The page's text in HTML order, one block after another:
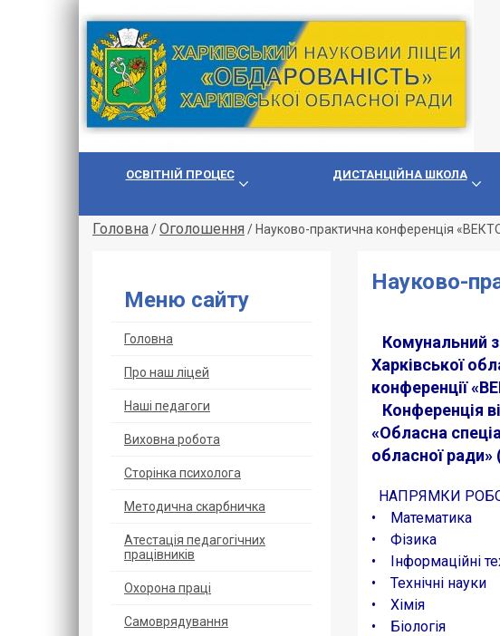
ОСВІТНІЙ ПРОЦЕС ДИСТАНЦІЙНА ШКОЛА
Головна/Оголошення / Науково-практична конференція
Меню сайту
Головна
Про наш ліцей
Наші педагоги
Виховна робота
Сторінка психолога
Методична скарбничка
Атестація педагогічних
працівників
Охорoна прaці
Самоврядування
Науково-
Комунальний
Харківської
конференції
Конференція
«Обласна
обласної
НАПРЯМКИ
• Математика
• Фізика
• Інформаційні
• Технічні науки
• Хімія
• Біологія